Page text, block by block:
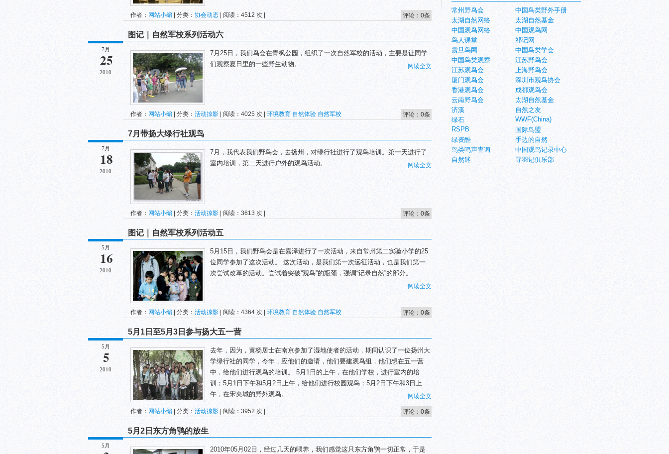
作者： 网站小编 | 分类： 协会动态 | 阅读：4512 次 | 评论：0条
7月
25
2010
图记｜自然军校系列活动六
7月25日，我们鸟会在青枫公园，组织了一次自然军校的活动，主要是让同学
们观察夏日里的一些野生动物。
阅读全文
作者： 网站小编 | 分类： 活动掠影 | 阅读：4025 次 | 环境教育 自然体验 自然军校 评论：0条
7月
18
2010
7月带扬大绿行社观鸟
7月，我代表我们野鸟会，去扬州，对绿行社进行了观鸟培训。第一天进行了
室内培训，第二天进行户外的观鸟活动。
阅读全文
作者： 网站小编 | 分类： 活动掠影 | 阅读：3613 次 | 评论：0条
5月
16
2010
图记｜自然军校系列活动五
5月15日，我们野鸟会是在嘉泽进行了一次活动，来自常州第二实验小学的25
位同学参加了这次活动。 这次活动，是我们第一次远征活动，也是我们第一
次尝试改革的活动。尝试着突破“观鸟”的瓶颈，强调“记录自然”的部分。
阅读全文
作者： 网站小编 | 分类： 活动掠影 | 阅读：4364 次 | 环境教育 自然体验 自然军校 评论：0条
5月
5
2010
5月1日至5月3日参与扬大五一营
去年，因为，黄杨居士在南京参加了湿地使者的活动，期间认识了一位扬州大
学绿行社的同学，今年，应他们的邀请，他们要建观鸟组，他们想在五一营
中，给他们进行观鸟的培训。 5月1日的上午，在他们学校，进行室内的培
训；5月1日下午和5月2日上午，给他们进行校园观鸟；5月2日下午和3日上
午，在宋夹城的野外观鸟。 ...
阅读全文
作者： 网站小编 | 分类： 活动掠影 | 阅读：3952 次 | 评论：0条
5月
5月2日东方角鸮的放生
2010年05月02日，经过几天的喂养，我们感觉这只东方角鸮一切正常，于是
常州野鸟会
中国鸟类野外手册
太湖自然网络
太湖自然基金
中国观鸟网络
中国观鸟网
鸟人课堂
祁记网
震旦鸟网
中国鸟类学会
中国鸟类观察
江苏野鸟会
江苏观鸟会
上海野鸟会
厦门观鸟会
深圳市观鸟协会
香港观鸟会
成都观鸟会
云南野鸟会
太湖自然基金
济溪
自然之友
绿石
WWF(China)
RSPB
国际鸟盟
绿资酷
手边的自然
鸟类鸣声查询
中国观鸟记录中心
自然迷
寻羽记俱乐部